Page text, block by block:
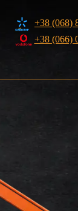
+38 (068)
+38 (066)